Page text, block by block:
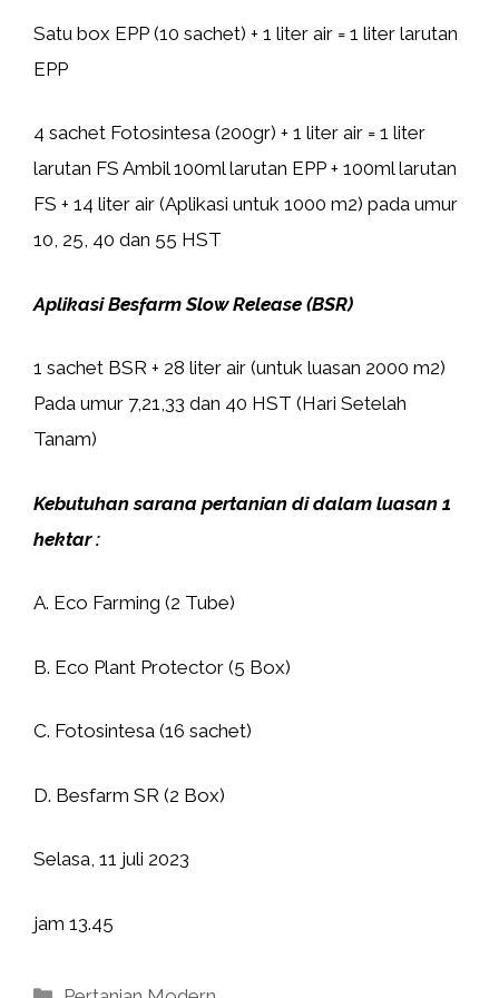
Satu box EPP (10 sachet) + 1 liter air = 1 liter larutan
EPP
4 sachet Fotosintesa (200gr) + 1 liter air = 1 liter
larutan FS Ambil 100ml larutan EPP + 100ml larutan
FS + 14 liter air (Aplikasi untuk 1000 m2) pada umur
10, 25, 40 dan 55 HST
Aplikasi Besfarm Slow Release (BSR)
1 sachet BSR + 28 liter air (untuk luasan 2000 m2)
Pada umur 7,21,33 dan 40 HST (Hari Setelah
Tanam)
Kebutuhan sarana pertanian di dalam luasan 1
hektar :
A. Eco Farming (2 Tube)
B. Eco Plant Protector (5 Box)
C. Fotosintesa (16 sachet)
D. Besfarm SR (2 Box)
Selasa, 11 juli 2023
jam 13.45
Kategori